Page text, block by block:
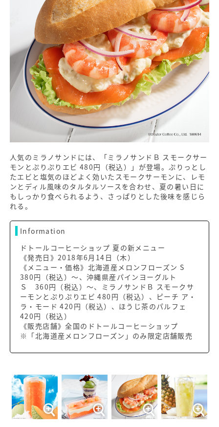
人気のミラノサンドには、「ミラノサンドＢ スモークサー
モンとぷりぷりエビ 480円（税込）」が登場。ぷりっとし
たエビと塩気のほどよく効いたスモークサーモンに、レモ
ンとディル風味のタルタルソースを合わせ、夏の暑い日に
もしっかり食べられるよう、さっぱりとした後味を感じら
れる。
Information
ドトールコーヒーショップ 夏の新メニュー
《発売日》2018年6月14日（木）
《メニュー・価格》北海道産メロンフローズン S
380円（税込）〜、沖縄県産パインヨーグルト
Ｓ 360円（税込）〜、ミラノサンドＢ スモークサ
ーモンとぷりぷりエビ 480円（税込）、ピーチ ア・
ラ・モード 420円（税込）、ほうじ茶のパルフェ
420円（税込）
《販売店舗》全国のドトールコーヒーショップ
※「北海道産メロンフローズン」のみ限定店舗販売